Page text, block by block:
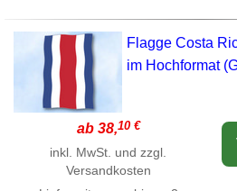
Flagge Costa
im Hochformat
ab 38,10 €
inkl. MwSt. und zzgl.
Versandkosten